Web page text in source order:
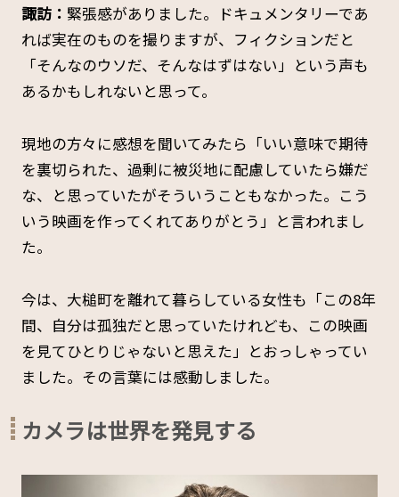
諏訪： 緊張感がありました。ドキュメンタリーであ
れば実在のものを撮りますが、フィクションだと
「そんなのウソだ、そんなはずはない」という声も
あるかもしれないと思って。
現地の方々に感想を聞いてみたら「いい意味で期待
を裏切られた、過剰に被災地に配慮していたら嫌だ
な、と思っていたがそういうこともなかった。こう
いう映画を作ってくれてありがとう」と言われまし
た。
今は、大槌町を離れて暮らしている女性も「この8年
間、自分は孤独だと思っていたけれども、この映画
を見てひとりじゃないと思えた」とおっしゃってい
ました。その言葉には感動しました。
カメラは世界を発見する